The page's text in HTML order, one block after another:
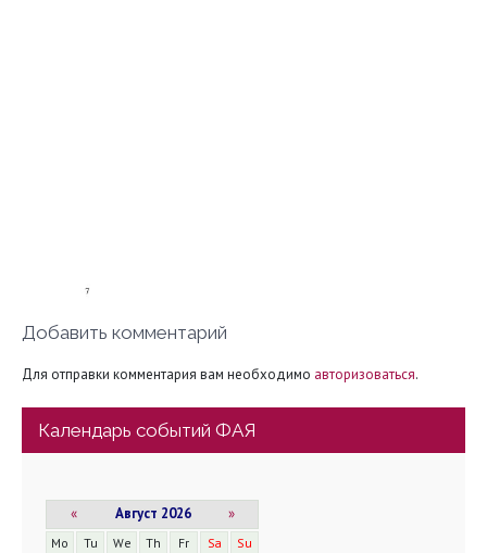
Добавить комментарий
Для отправки комментария вам необходимо авторизоваться.
Календарь событий ФАЯ
« Август 2026 »
Mo Tu We Th Fr Sa Su